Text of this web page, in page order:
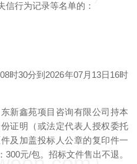
信行为记录等名单的：
时30分到2026年07月13日16时
新鑫苑项目咨询有限公司持本
证明（或法定代表人授权委托
及加盖投标人公章的复印件一
元/包。招标文件售出不退。